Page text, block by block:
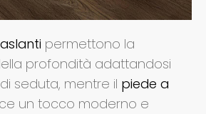
permettono la
profondità adattandosi
seduta, mentre il piede a
un tocco moderno e